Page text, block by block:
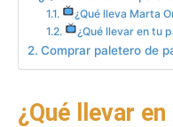
¿Qué lleva Marta
¿Qué llevar en tu
Comprar paletero de
¿Qué llevar